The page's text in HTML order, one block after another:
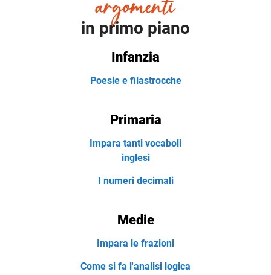
in primo piano
Infanzia
Poesie e filastrocche
Primaria
Impara tanti vocaboli
inglesi
I numeri decimali
Medie
Impara le frazioni
Come si fa l'analisi logica